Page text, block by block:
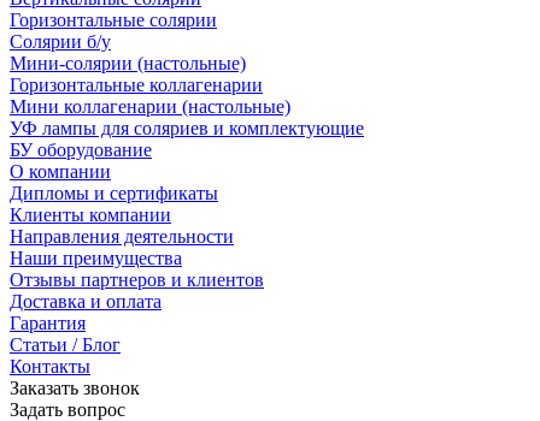
Горизонтальные солярии
Солярии б/у
Мини-солярии (настольные)
Горизонтальные коллагенарии
Мини коллагенарии (настольные)
УФ лампы для соляриев и комплектующие
БУ оборудование
О компании
Дипломы и сертификаты
Клиенты компании
Направления деятельности
Наши преимущества
Отзывы партнеров и клиентов
Доставка и оплата
Гарантия
Статьи / Блог
Контакты
Заказать звонок
Задать вопрос